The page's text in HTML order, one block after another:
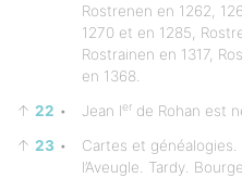
Rostrenen en 1262,
1270 et en 1285,
Rostrainen en 1317,
en 1368.
↑ 22 • Jean Ier de Rohan est
↑ 23 •
Cartes et généalogies.
l’Aveugle. Tardy.